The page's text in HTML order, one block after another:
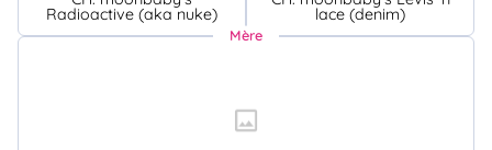
Radioactive (aka nuke) lace (denim)
Mère